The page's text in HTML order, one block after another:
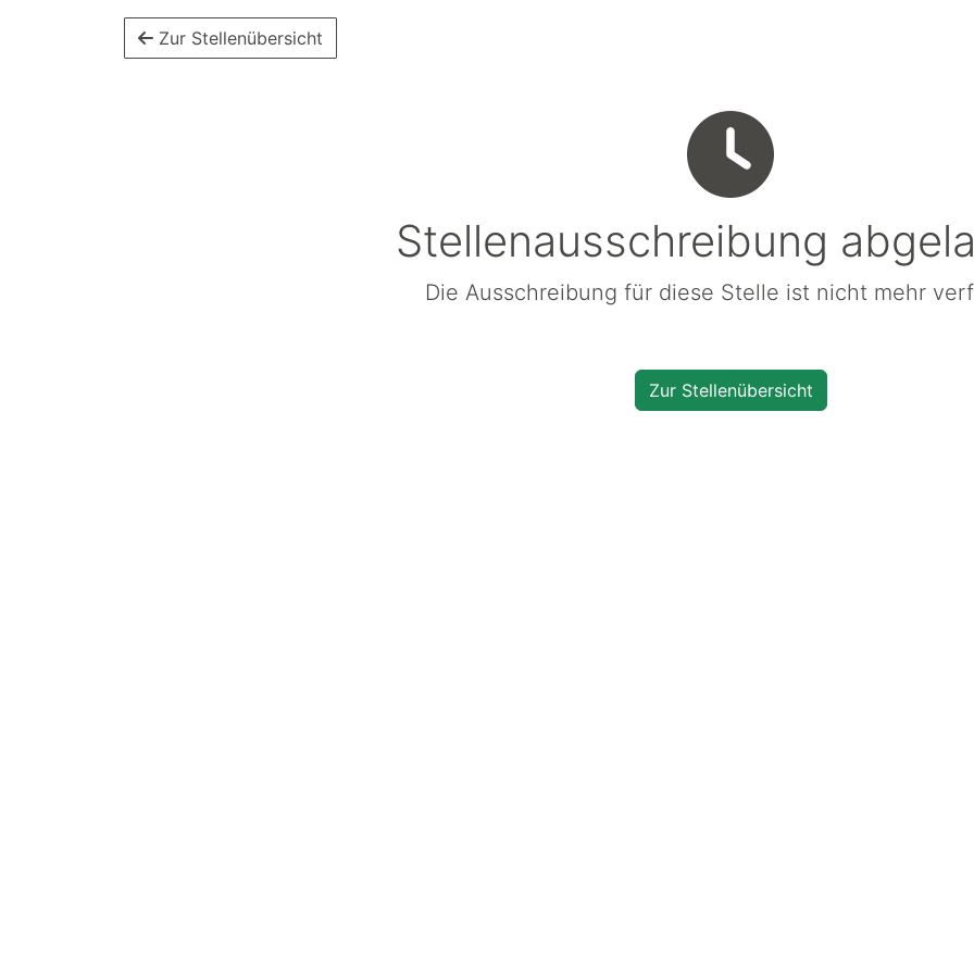
Zur Stellenübersicht
Stellenausschreibung
Die Ausschreibung für diese Stelle ist nicht mehr
Zur Stellenübersicht